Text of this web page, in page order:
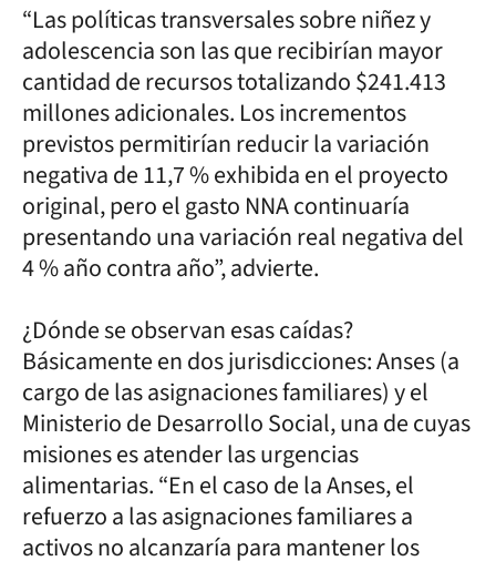
“Las políticas transversales sobre niñez y
adolescencia son las que recibirían mayor
cantidad de recursos totalizando $241.413
millones adicionales. Los incrementos
previstos permitirían reducir la variación
negativa de 11,7 % exhibida en el proyecto
original, pero el gasto NNA continuaría
presentando una variación real negativa del
4 % año contra año”, advierte.
¿Dónde se observan esas caídas?
Básicamente en dos jurisdicciones: Anses (a
cargo de las asignaciones familiares) y el
Ministerio de Desarrollo Social, una de cuyas
misiones es atender las urgencias
alimentarias. “En el caso de la Anses, el
refuerzo a las asignaciones familiares a
activos no alcanzaría para mantener los